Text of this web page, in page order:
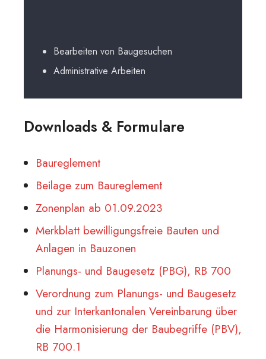
Bearbeiten von Baugesuchen
Administrative Arbeiten
Downloads & Formulare
Baureglement
Beilage zum Baureglement
Zonenplan ab 01.09.2023
Merkblatt bewilligungsfreie Bauten und
Anlagen in Bauzonen
Planungs- und Baugesetz (PBG), RB 700
Verordnung zum Planungs- und Baugesetz
und zur Interkantonalen Vereinbarung über
die Harmonisierung der Baubegriffe (PBV),
RB 700.1